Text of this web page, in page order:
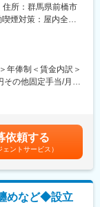
ので、安心して業
日、直行直帰や柔軟
戦を応援する社風
ることとなりまし
な衣類やタオル、
ートシステム」を
・紹介サービスや
見込める成長産業
する事で、患者
大変やりがいのあ
が御座います。ま
住所：群馬県前橋市
煙対策：屋内全面
年俸制＜賃金内訳＞
の他固定手当/月：
力・前職の給与など
価：年2回（4月・
プロセスなどの定性
社2-3年)⇒420-550
金額であり、選考を
は固定手当を含めた
依頼する
ェントサービス）
めなど◆設立